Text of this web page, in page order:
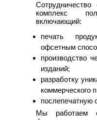
комплекс
включающий:
печать
офсетным
производство
изданий;
разработку
коммерческого
послепечатную
Мы работаем